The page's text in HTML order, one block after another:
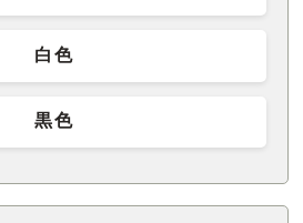
白色
黒色